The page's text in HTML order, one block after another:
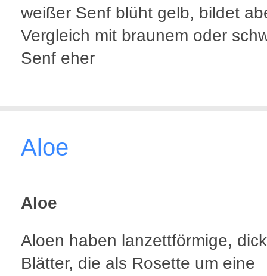
weißer Senf blüht gelb, bildet
Vergleich mit braunem oder
Senf eher
Aloe
Aloe
Aloen haben lanzettförmige,
Blätter, die als Rosette um eine